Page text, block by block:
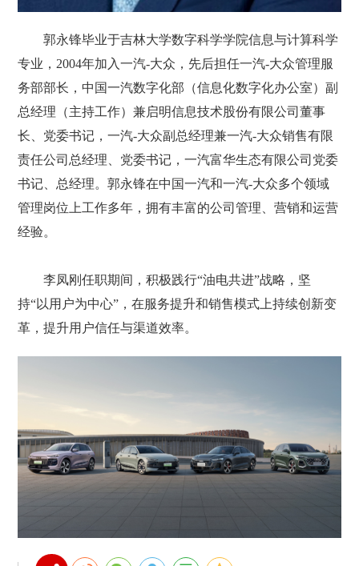
郭永锋毕业于吉林大学数字科学学院信息与计算科学
专业，2004年加入一汽-大众，先后担任一汽-大众管理服
务部部长，中国一汽数字化部（信息化数字化办公室）副
总经理（主持工作）兼启明信息技术股份有限公司董事
长、党委书记，一汽-大众副总经理兼一汽-大众销售有限
责任公司总经理、党委书记，一汽富华生态有限公司党委
书记、总经理。郭永锋在中国一汽和一汽-大众多个领域
管理岗位上工作多年，拥有丰富的公司管理、营销和运营
经验。
李凤刚任职期间，积极践行“油电共进”战略，坚
持“以用户为中心”，在服务提升和销售模式上持续创新变
革，提升用户信任与渠道效率。